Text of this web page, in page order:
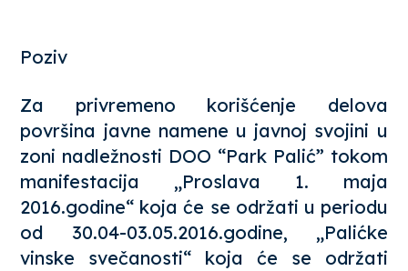
Poziv
Za privremeno korišćenje delova
površina javne namene u javnoj svojini u
zoni nadležnosti DOO “Park Palić” tokom
manifestacija „Proslava 1. maja
2016.godine“ koja će se održati u periodu
od 30.04-03.05.2016.godine, „Palićke
vinske svečanosti“ koja će se održati